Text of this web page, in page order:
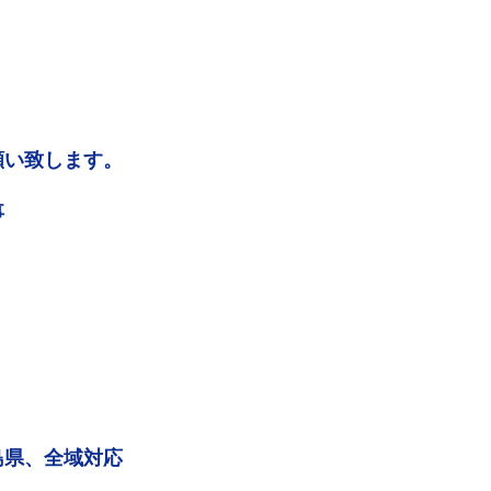
致します。
、全域対応